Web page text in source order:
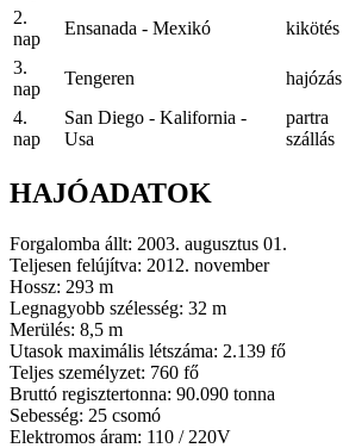
2.
nap
Ensanada - Mexikó kikötés
3.
nap
Tengeren
hajózás
4.
nap
San Diego - Kalifornia -
Usa
partra
szállás
HAJÓADATOK
Forgalomba állt: 2003. augusztus 01.
Teljesen felújítva: 2012. november
Hossz: 293 m
Legnagyobb szélesség: 32 m
Merülés: 8,5 m
Utasok maximális létszáma: 2.139 fő
Teljes személyzet: 760 fő
Bruttó regisztertonna: 90.090 tonna
Sebesség: 25 csomó
Elektromos áram: 110 / 220V